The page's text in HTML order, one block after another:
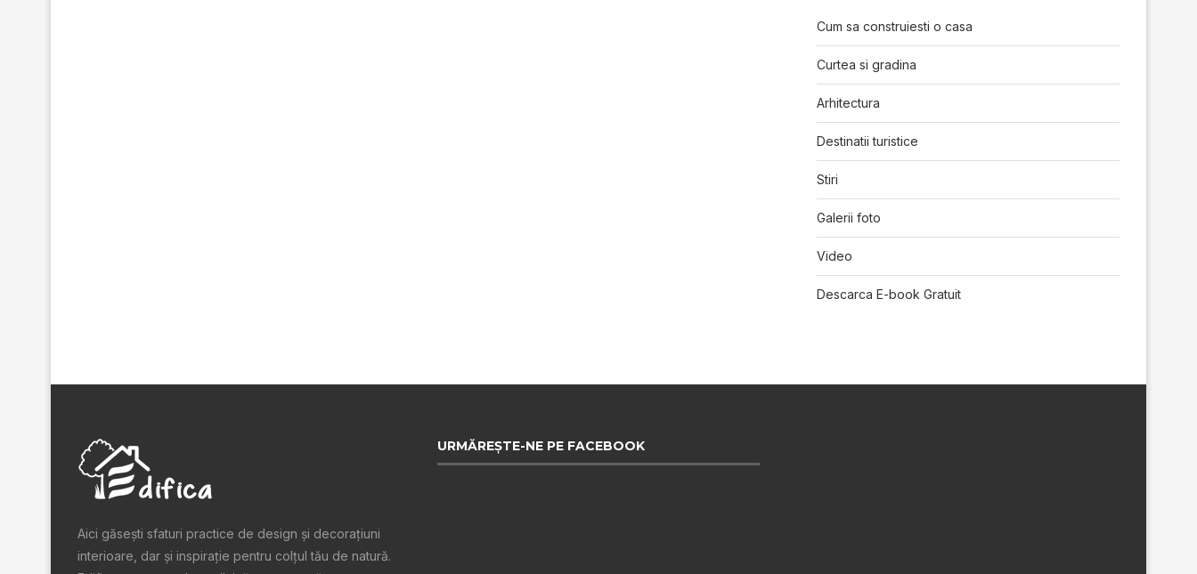
Cum sa construiesti o casa
Curtea si gradina
Arhitectura
Destinatii turistice
Stiri
Galerii foto
Video
Descarca E-book Gratuit
Aici găsești sfaturi practice de design şi decoraţiuni
interioare, dar și inspiraţie pentru colţul tău de natură.
URMĂREȘTE-NE PE FACEBOOK